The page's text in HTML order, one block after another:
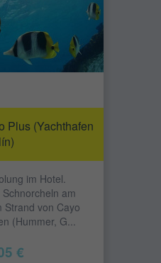
Plus (Yachthafen
im Hotel.
am
Strand von Cayo
(Hummer, G...
€